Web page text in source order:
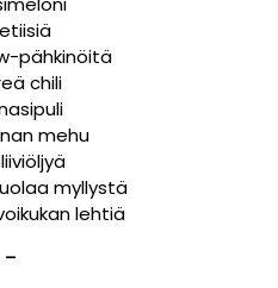
pähkinöitä
chili
mehu
myllystä
lehtiä
–